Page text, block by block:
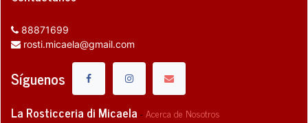
88871699
rosti.micaela@gmail.com
Síguenos
La Rosticceria di Micaela -Acerca de Nosotros